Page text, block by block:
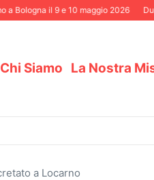
il 9 e 10 maggio 2026 Due No
Chi Siamo La Nostra
a Locarno